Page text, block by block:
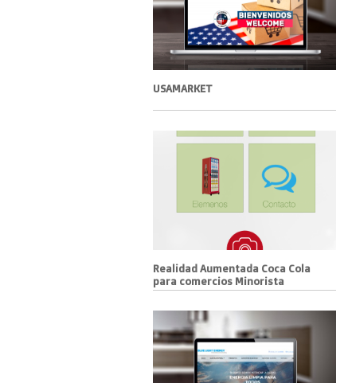
USAMARKET
Realidad Aumentada Coca Cola
para comercios Minorista